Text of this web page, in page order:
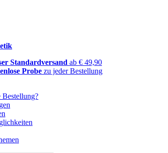
Standardversand ab € 49,90
Probe zu jeder Bestellung
Bestellung?